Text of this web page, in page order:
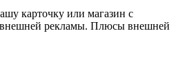
карточку или магазин с
рекламы. Плюсы внешней